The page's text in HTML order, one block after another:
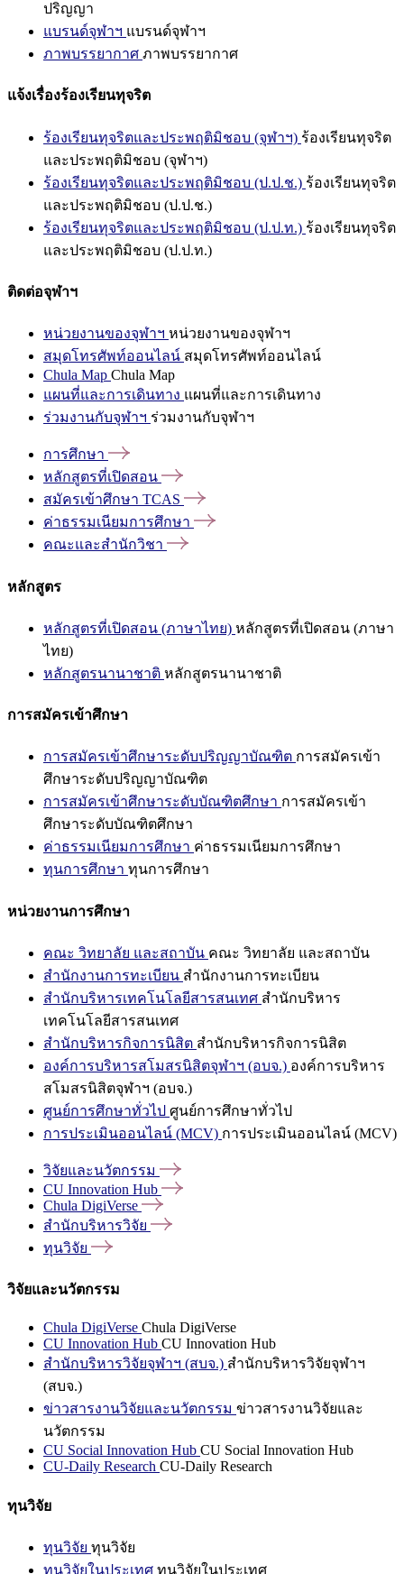
ปริญญา
แบรนด์จุฬาฯ แบรนด์จุฬาฯ
ภาพบรรยากาศ ภาพบรรยากาศ
แจ้งเรื่องร้องเรียนทุจริต
ร้องเรียนทุจริตและประพฤติมิชอบ (จุฬาฯ) ร้องเรียนทุจริต
และประพฤติมิชอบ (จุฬาฯ)
ร้องเรียนทุจริตและประพฤติมิชอบ (ป.ป.ช.) ร้องเรียนทุจริต
และประพฤติมิชอบ (ป.ป.ช.)
ร้องเรียนทุจริตและประพฤติมิชอบ (ป.ป.ท.) ร้องเรียนทุจริต
และประพฤติมิชอบ (ป.ป.ท.)
ติดต่อจุฬาฯ
หน่วยงานของจุฬาฯ หน่วยงานของจุฬาฯ
สมุดโทรศัพท์ออนไลน์ สมุดโทรศัพท์ออนไลน์
Chula Map Chula Map
แผนที่และการเดินทาง แผนที่และการเดินทาง
ร่วมงานกับจุฬาฯ ร่วมงานกับจุฬาฯ
การศึกษา
หลักสูตรที่เปิดสอน
สมัครเข้าศึกษา TCAS
ค่าธรรมเนียมการศึกษา
คณะและสำนักวิชา
หลักสูตร
หลักสูตรที่เปิดสอน (ภาษาไทย) หลักสูตรที่เปิดสอน (ภาษา
ไทย)
หลักสูตรนานาชาติ หลักสูตรนานาชาติ
การสมัครเข้าศึกษา
การสมัครเข้าศึกษาระดับปริญญาบัณฑิต การสมัครเข้า
ศึกษาระดับปริญญาบัณฑิต
การสมัครเข้าศึกษาระดับบัณฑิตศึกษา การสมัครเข้า
ศึกษาระดับบัณฑิตศึกษา
ค่าธรรมเนียมการศึกษา ค่าธรรมเนียมการศึกษา
ทุนการศึกษา ทุนการศึกษา
หน่วยงานการศึกษา
คณะ วิทยาลัย และสถาบัน คณะ วิทยาลัย และสถาบัน
สำนักงานการทะเบียน สำนักงานการทะเบียน
สำนักบริหารเทคโนโลยีสารสนเทศ สำนักบริหาร
เทคโนโลยีสารสนเทศ
สำนักบริหารกิจการนิสิต สำนักบริหารกิจการนิสิต
องค์การบริหารสโมสรนิสิตจุฬาฯ (อบจ.) องค์การบริหาร
สโมสรนิสิตจุฬาฯ (อบจ.)
ศูนย์การศึกษาทั่วไป ศูนย์การศึกษาทั่วไป
การประเมินออนไลน์ (MCV) การประเมินออนไลน์ (MCV)
วิจัยและนวัตกรรม
CU Innovation Hub
Chula DigiVerse
สำนักบริหารวิจัย
ทุนวิจัย
วิจัยและนวัตกรรม
Chula DigiVerse Chula DigiVerse
CU Innovation Hub CU Innovation Hub
สำนักบริหารวิจัยจุฬาฯ (สบจ.) สำนักบริหารวิจัยจุฬาฯ
(สบจ.)
ข่าวสารงานวิจัยและนวัตกรรม ข่าวสารงานวิจัยและ
นวัตกรรม
CU Social Innovation Hub CU Social Innovation Hub
CU-Daily Research CU-Daily Research
ทุนวิจัย
ทุนวิจัย ทุนวิจัย
ทุนวิจัยในประเทศ ทุนวิจัยในประเทศ